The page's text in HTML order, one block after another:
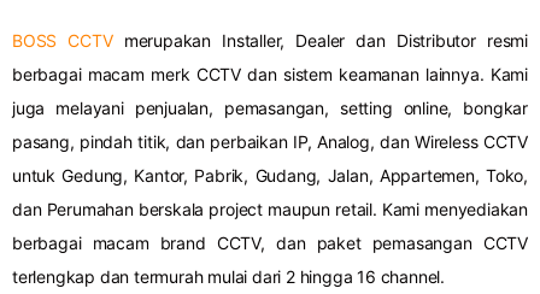
BOSS CCTVmerupakan Installer, Dealer dan Distributor resmi
berbagai macam merk CCTV dan sistem keamanan lainnya. Kami
juga melayani penjualan, pemasangan, setting online, bongkar
pasang, pindah titik, dan perbaikan IP, Analog, dan Wireless CCTV
untuk Gedung, Kantor, Pabrik, Gudang, Jalan, Appartemen, Toko,
dan Perumahan berskala project maupun retail. Kami menyediakan
berbagai macam brand CCTV, dan paket pemasangan CCTV
terlengkap dan termurah mulai dari 2 hingga 16 channel.